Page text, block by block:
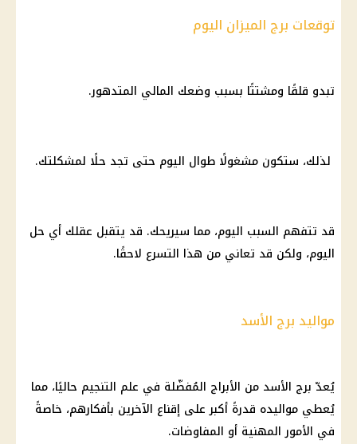
توقعات برج الميزان اليوم
تبدو قلقًا ومشتتًا بسبب وضعك المالي المتدهور.
لذلك، ستكون مشغولًا طوال اليوم حتى تجد حلًا لمشكلتك.
قد تتفهم السبب اليوم، مما سيريحك. قد يتقبل عقلك أي حل
اليوم، ولكن قد تعاني من هذا التسرع لاحقًا.
مواليد برج الأسد
يُعدّ برج الأسد من الأبراج المُفضّلة في علم التنجيم حاليًا، مما
يُعطي مواليده قدرةً أكبر على إقناع الآخرين بأفكارهم، خاصةً
في الأمور المهنية أو المفاوضات.